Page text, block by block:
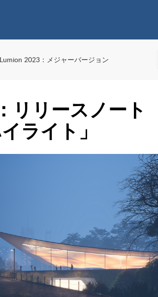
Lumion 2023：メジャーバージョン
リリースノート
ライト」